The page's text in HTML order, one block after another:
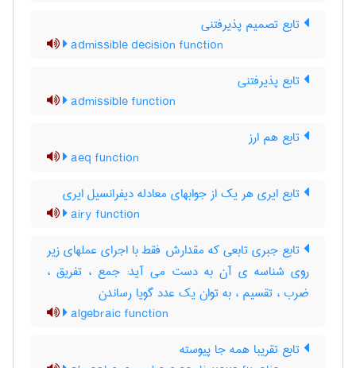
تابع تصمیم پذیرفتنی
admissible decision function
تابع پذیرفتنی
admissible function
تابع هم ارز
aeq function
تابع ایری هر یک از جوابهای معادله دیفرانسیل ایری
airy function
تابع جبری تابعی که مقدارش فقط با اجرای عملهای زیر
روی شناسه ی آن به دست می آید: جمع ، تفریق ،
ضرب ، تقسیم ، به توان یک عدد گویا رساندن
algebraic function
تابع تقریبا همه جا پیوسته